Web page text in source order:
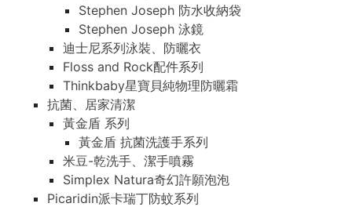
Stephen Joseph 防水收納袋
Stephen Joseph 泳鏡
迪士尼系列泳裝、防曬衣
Floss and Rock配件系列
Thinkbaby星寶貝純物理防曬霜
抗菌、居家清潔
黃金盾 系列
黃金盾 抗菌洗護手系列
米豆-乾洗手、潔手噴霧
Simplex Natura奇幻許願泡泡
Picaridin派卡瑞丁防蚊系列